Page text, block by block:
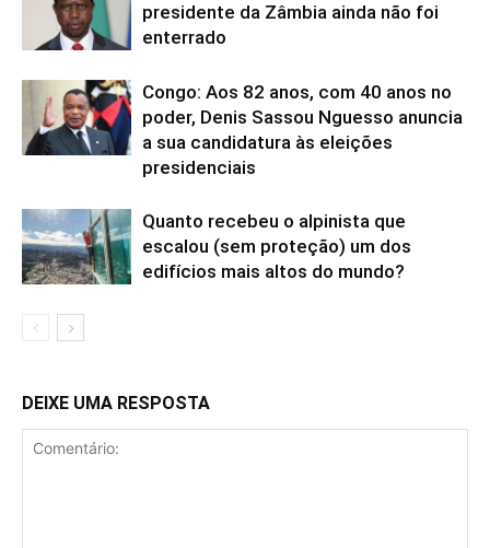
presidente da Zâmbia ainda não foi
enterrado
Congo: Aos 82 anos, com 40 anos no
poder, Denis Sassou Nguesso anuncia
a sua candidatura às eleições
presidenciais
Quanto recebeu o alpinista que
escalou (sem proteção) um dos
edifícios mais altos do mundo?
DEIXE UMA RESPOSTA